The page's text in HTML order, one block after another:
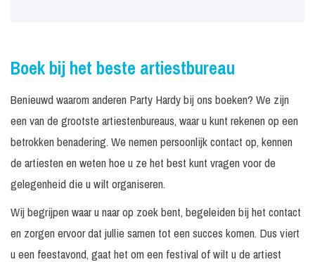
Boek bij het beste artiestbureau
Benieuwd waarom anderen Party Hardy bij ons boeken? We zijn
een van de grootste artiestenbureaus, waar u kunt rekenen op een
betrokken benadering. We nemen persoonlijk contact op, kennen
de artiesten en weten hoe u ze het best kunt vragen voor de
gelegenheid die u wilt organiseren.
Wij begrijpen waar u naar op zoek bent, begeleiden bij het contact
en zorgen ervoor dat jullie samen tot een succes komen. Dus viert
u een feestavond, gaat het om een festival of wilt u de artiest